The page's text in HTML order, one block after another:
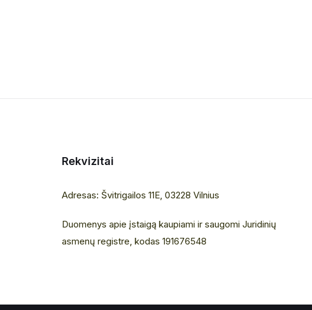
Rekvizitai
Adresas: Švitrigailos 11E, 03228 Vilnius
Duomenys apie įstaigą kaupiami ir saugomi Juridinių
asmenų registre, kodas 191676548